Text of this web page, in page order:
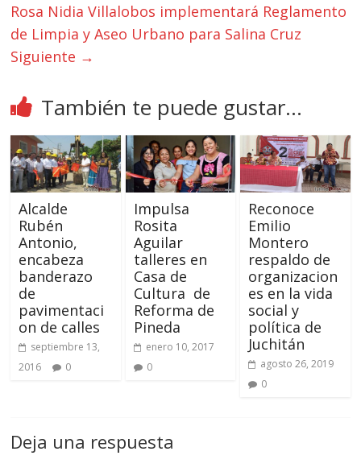
Rosa Nidia Villalobos implementará Reglamento
de Limpia y Aseo Urbano para Salina Cruz
Siguiente →
También te puede gustar...
Alcalde
Rubén
Antonio,
encabeza
banderazo
de
pavimentaci
on de calles
septiembre 13,
2016
0
Impulsa
Rosita
Aguilar
talleres en
Casa de
Cultura de
Reforma de
Pineda
enero 10, 2017
0
Reconoce
Emilio
Montero
respaldo de
organizacion
es en la vida
social y
política de
Juchitán
agosto 26, 2019
0
Deja una respuesta